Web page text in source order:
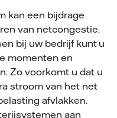
kan een bijdrage
van netcongestie.
bij uw bedrijf kunt u
momenten en
Zo voorkomt u dat u
stroom van het net
afvlakken.
aan